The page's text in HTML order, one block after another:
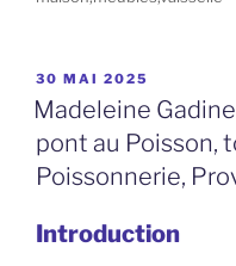
PUBLIÉ
LE
30 MAI 2025
Madeleine
pont au Poisson,
Poissonnerie,
Introduction